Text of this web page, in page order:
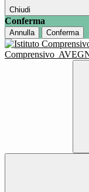
Chiudi
Conferma
Annulla Conferma
Comprensivo